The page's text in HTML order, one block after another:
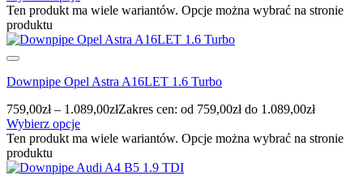
Ten produkt ma wiele wariantów. Opcje można wybrać na stronie
produktu
Downpipe Opel Astra A16LET 1.6 Turbo
759,00zł – 1.089,00złZakres cen: od 759,00zł do 1.089,00zł
Wybierz opcje
Ten produkt ma wiele wariantów. Opcje można wybrać na stronie
produktu